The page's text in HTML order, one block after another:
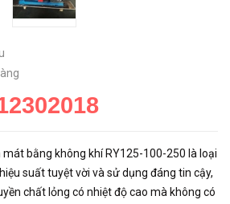
bằng không khí RY125-100-250 là loại
suất tuyệt vời và sử dụng đáng tin cậy,
chất lỏng có nhiệt độ cao mà không có